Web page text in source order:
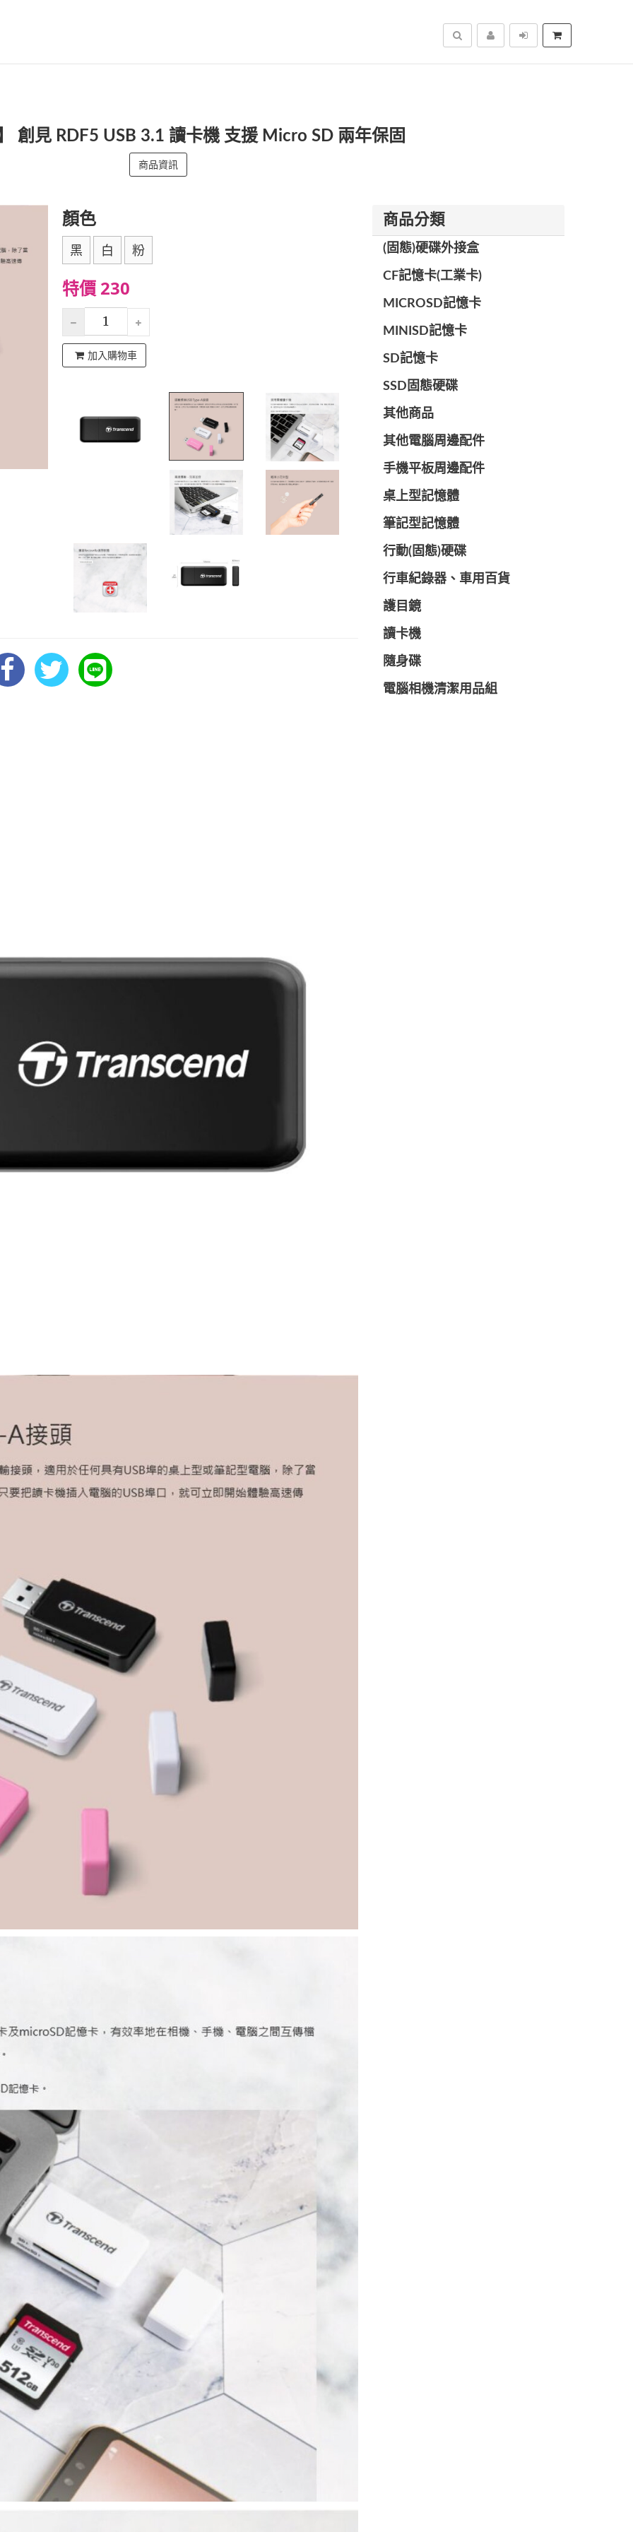
搜尋
創見 RDF5 USB 3.1 讀卡機 支援 Micro SD 兩年保固
商品資訊
顏色
黑 白 粉
特價 230
加入購物車
商品分類
(固態)硬碟外接盒
CF記憶卡(工業卡)
MICROSD記憶卡
MINISD記憶卡
SD記憶卡
SSD固態硬碟
其他商品
其他電腦周邊配件
手機平板周邊配件
桌上型記憶體
筆記型記憶體
行動(固態)硬碟
行車紀錄器、車用百貨
護目鏡
讀卡機
隨身碟
電腦相機清潔用品組